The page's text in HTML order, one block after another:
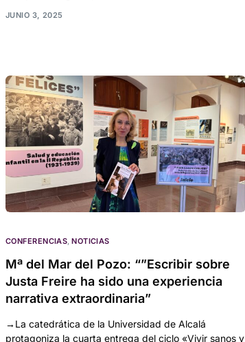
JUNIO 3, 2025
CONFERENCIAS,NOTICIAS
Mª del Mar del Pozo: “”Escribir sobre
Justa Freire ha sido una experiencia
narrativa extraordinaria”
→La catedrática de la Universidad de Alcalá
protagoniza la cuarta entrega del ciclo «Vivir sanos y